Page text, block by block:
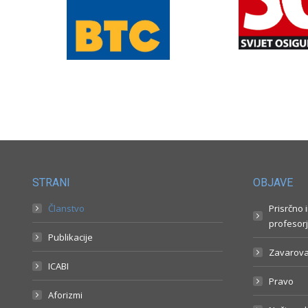
STRANI
Članstvo
Publikacije
ICABI
Aforizmi
OBJAVE
Prisrčno
Pravo